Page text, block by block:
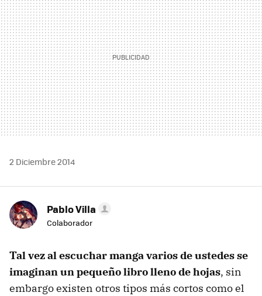
2 Diciembre 2014
Pablo Villa
Colaborador
Tal vez al escuchar manga varios de ustedes se
imaginan un pequeño libro lleno de hojas, sin
embargo existen otros tipos más cortos como el